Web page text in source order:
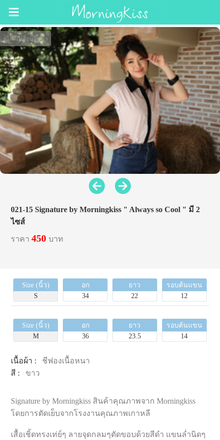
สไลด์เปลี่ยนสินค้า
021-15 Signature by Morningkiss " Always so Cool " มี 2
ไซส์
ราคา450บาท
Size (นิ้ว)
S
อก
34
ยาว
22
รอบต้นแขน
12
Size (นิ้ว)
M
อก
36
ยาว
23.5
รอบต้นแขน
14
เนื้อผ้า : ชีฟองเนื้อหนา
สี : ขาว
Signature by Morningkiss สินค้าคุณภาพจาก Morningkiss
โดยการตัดเย็บจากโรงงานคุณภาพเกาหลี
เสื้อเชิ้ตทรงเท่ย์ๆ ลายจุดกลมๆตัดขอบด้วยสีดำ แขนล่ำนิดๆ